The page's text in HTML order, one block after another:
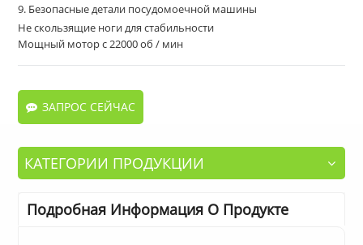
9. Безопасные детали посудомоечной машины
Не скользящие ноги для стабильности
Мощный мотор с 22000 об / мин
ЗАПРОС СЕЙЧАС
КАТЕГОРИИ ПРОДУКЦИИ
Подробная Информация О Продукте